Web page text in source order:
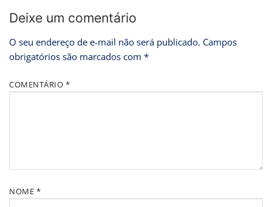
Deixe um comentário
O seu endereço de e-mail não será publicado. Campos
obrigatórios são marcados com *
COMENTÁRIO *
NOME *